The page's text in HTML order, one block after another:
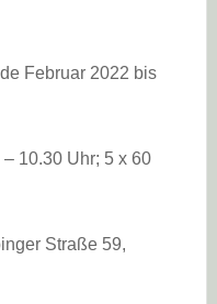
Februar 2022 bis
10.30 Uhr; 5 x 60
Straße 59,